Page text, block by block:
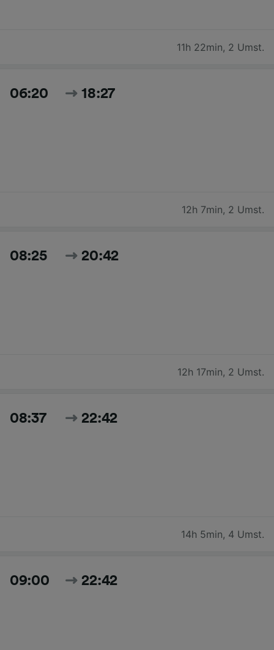
11h 22min, 2 Umst.
06:20 18:27
12h 7min, 2 Umst.
08:25 20:42
12h 17min, 2 Umst.
08:37 22:42
14h 5min, 4 Umst.
09:00 22:42